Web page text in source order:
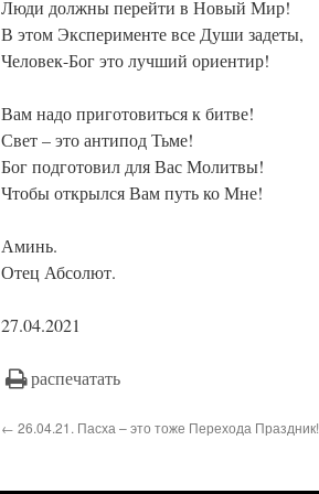
Люди должны перейти в Новый Мир!
В этом Эксперименте все Души задеты,
Человек-Бог это лучший ориентир!
Вам надо приготовиться к битве!
Свет – это антипод Тьме!
Бог подготовил для Вас Молитвы!
Чтобы открылся Вам путь ко Мне!
Аминь.
Отец Абсолют.
27.04.2021
распечатать
← 26.04.21. Пасха – это тоже Перехода Праздник!